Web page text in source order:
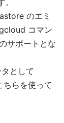
のエミ
コマン
サポートとな
として
らを使って